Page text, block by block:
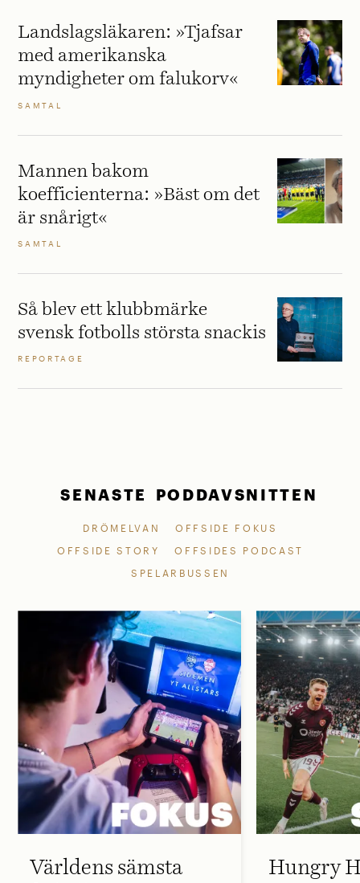
Landslagsläkaren: »Tjafsar
med amerikanska
myndigheter om falukorv«
SAMTAL
Mannen bakom
koefficienterna: »Bäst om det
är snårigt«
SAMTAL
Så blev ett klubbmärke
svensk fotbolls största snackis
REPORTAGE
SENASTE PODDAVSNITTEN
DRÖMELVAN
OFFSIDE FOKUS
OFFSIDE STORY
OFFSIDES PODCAST
SPELARBUSSEN
Världens sämsta
Hungry